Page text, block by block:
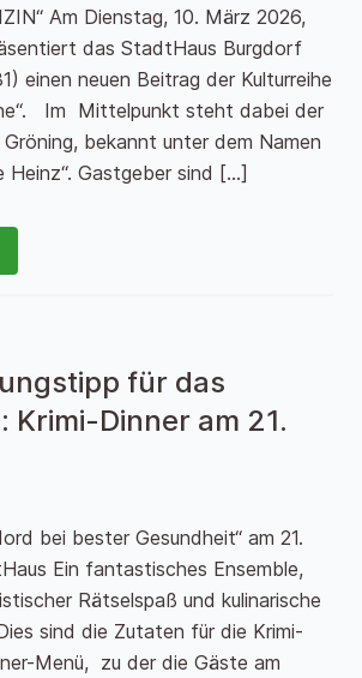
Am Dienstag, 10. März 2026,
das StadtHaus Burgdorf
einen neuen Beitrag der Kulturreihe
Im Mittelpunkt steht dabei der
bekannt unter dem Namen
Heinz“. Gastgeber sind […]
für das
Krimi-Dinner am 21.
bei bester Gesundheit“ am 21.
Ein fantastisches Ensemble,
Rätselspaß und kulinarische
sind die Zutaten für die Krimi-
Menü, zu der die Gäste am